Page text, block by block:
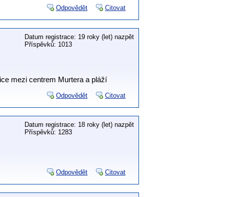
Odpovědět Citovat
Datum registrace: 19 roky (let) nazpět
Příspěvků: 1013
mezi centrem Murtera a pláží
Odpovědět Citovat
Datum registrace: 18 roky (let) nazpět
Příspěvků: 1283
Odpovědět Citovat